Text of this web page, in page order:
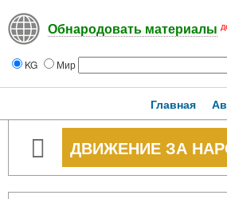
Обнародовать материалы
KG Мир
Главная
ДВИЖЕНИЕ ЗА